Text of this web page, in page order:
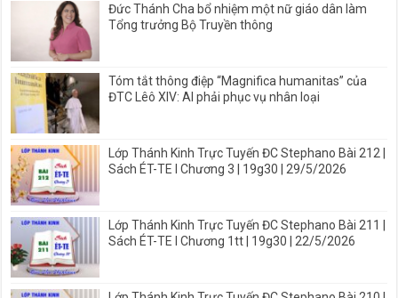
Đức Thánh Cha bổ nhiệm một nữ giáo dân làm
Tổng trưởng Bộ Truyền thông
Tóm tắt thông điệp “Magnifica humanitas” của
ĐTC Lêô XIV: AI phải phục vụ nhân loại
Lớp Thánh Kinh Trực Tuyến ĐC Stephano Bài 212 |
Sách ÉT-TE I Chương 3 | 19g30 | 29/5/2026
Lớp Thánh Kinh Trực Tuyến ĐC Stephano Bài 211 |
Sách ÉT-TE I Chương 1tt | 19g30 | 22/5/2026